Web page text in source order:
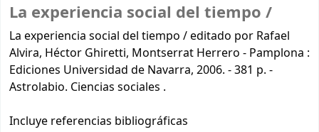
La experiencia social del tiempo /
La experiencia social del tiempo / editado por Rafael
Alvira, Héctor Ghiretti, Montserrat Herrero - Pamplona :
Ediciones Universidad de Navarra, 2006. - 381 p. -
Astrolabio. Ciencias sociales .
Incluye referencias bibliográficas